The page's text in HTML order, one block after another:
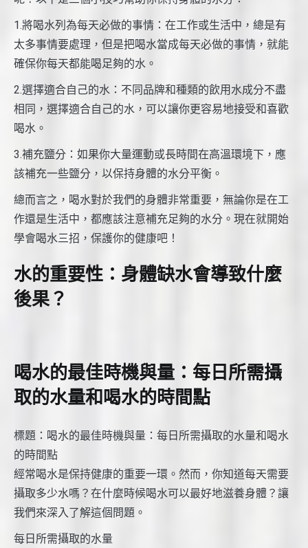
1.將喝水列為每天必做的事情：在工作或生活中，總是有
太多事情要處理，但是把喝水當成每天必做的事情，就能
確保你每天都能喝足夠的水。
2.選擇適合自己的水：不同品牌和種類的飲用水成分不盡
相同，選擇適合自己的水，可以讓你更容易地接受和喜歡
喝水。
3.補充鹽分：如果你大量運動或長時間在高溫環境下，應
該補充一些鹽分，以保持身體的水分平衡。
總而言之，喝水對於我們的身體非常重要，無論你是在工
作還是生活中，都應該注意補充足夠的水分。現在就開始
學會喝水三招，保護你的健康吧！
水的重要性：身體缺水會導致什麼
後果？
喝水的最佳時機與量：每日所需攝
取的水量和喝水的時間點
標題：喝水的最佳時機與量：每日所需攝取的水量和喝水
的時間點
經常喝水是保持健康的重要一環。然而，你知道每天需要
攝取多少水嗎？在什麼時候喝水可以最好地滋養身體？讓
我們來深入了解這個問題。
每日所需攝取的水量